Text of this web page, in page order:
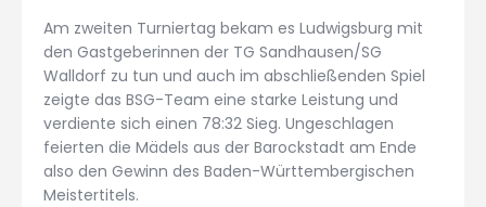
Am zweiten Turniertag bekam es Ludwigsburg mit
den Gastgeberinnen der TG Sandhausen/SG
Walldorf zu tun und auch im abschließenden Spiel
zeigte das BSG-Team eine starke Leistung und
verdiente sich einen 78:32 Sieg. Ungeschlagen
feierten die Mädels aus der Barockstadt am Ende
also den Gewinn des Baden-Württembergischen
Meistertitels.